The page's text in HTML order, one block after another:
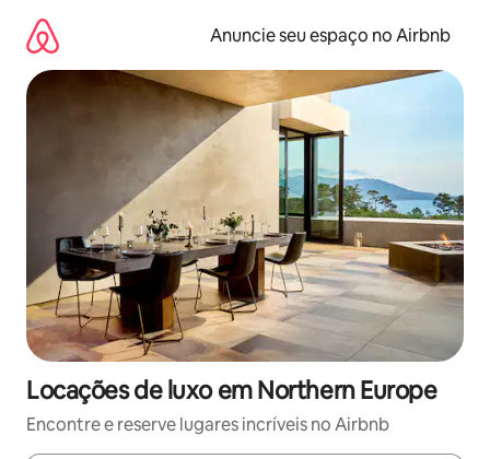
para
conteúdo
Anuncie seu espaço no Airbnb
Locações de luxo em Northern Europe
Encontre e reserve lugares incríveis no Airbnb